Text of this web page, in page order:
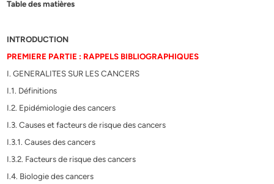
Table des matières
INTRODUCTION
PREMIERE PARTIE : RAPPELS BIBLIOGRAPHIQUES
I. GENERALITES SUR LES CANCERS
I.1. Définitions
I.2. Epidémiologie des cancers
I.3. Causes et facteurs de risque des cancers
I.3.1. Causes des cancers
I.3.2. Facteurs de risque des cancers
I.4. Biologie des cancers